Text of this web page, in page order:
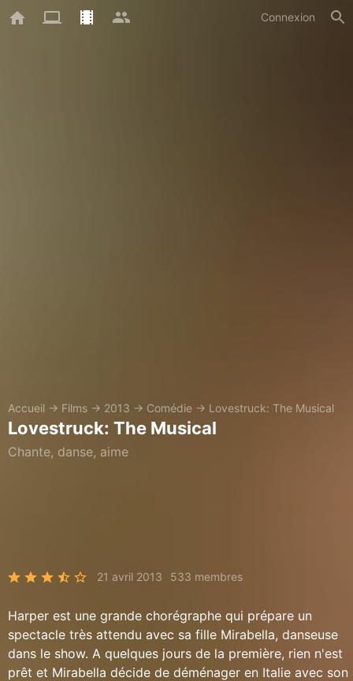
Connexion
Accueil → Films → 2013 → Comédie → Lovestruck: The Musical
Lovestruck: The Musical
Chante, danse, aime
21 avril 2013 533 membres
Harper est une grande chorégraphe qui prépare un
spectacle très attendu avec sa fille Mirabella, danseuse
dans le show. A quelques jours de la première, rien n'est
prêt et Mirabella décide de déménager en Italie avec son